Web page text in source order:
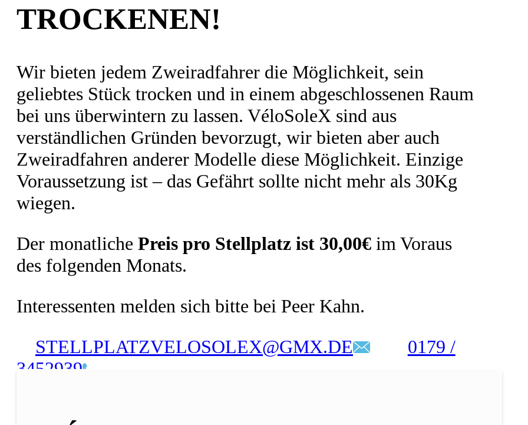
TROCKENEN!
Wir bieten jedem Zweiradfahrer die Möglichkeit, sein
geliebtes Stück trocken und in einem abgeschlossenen Raum
bei uns überwintern zu lassen. VéloSoleX sind aus
verständlichen Gründen bevorzugt, wir bieten aber auch
Zweiradfahren anderer Modelle diese Möglichkeit. Einzige
Voraussetzung ist – das Gefährt sollte nicht mehr als 30Kg
wiegen.
Der monatliche Preis pro Stellplatz ist 30,00€ im Voraus
des folgenden Monats.
Interessenten melden sich bitte bei Peer Kahn.
STELLPLATZVELOSOLEX@GMX.DE
0179 /
3452939